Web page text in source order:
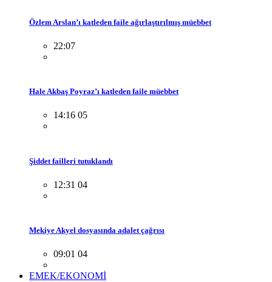
Özlem Arslan’ı katleden faile ağırlaştırılmış müebbet
22:07
Hale Akbaş Poyraz’ı katleden faile müebbet
14:16 05
Şiddet failleri tutuklandı
12:31 04
Mekiye Akyel dosyasında adalet çağrısı
09:01 04
EMEK/EKONOMİ